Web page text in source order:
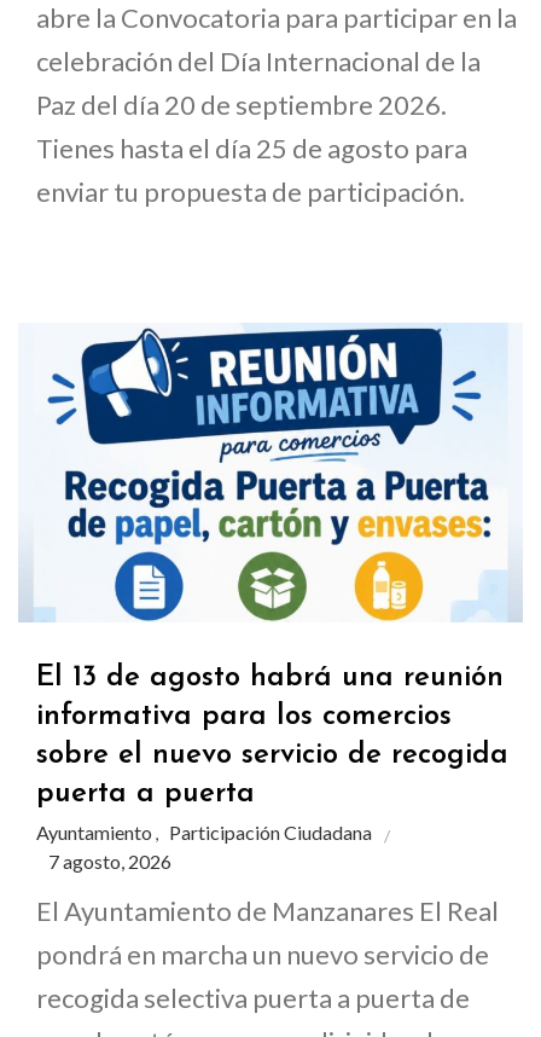
abre la Convocatoria para participar en la
celebración del Día Internacional de la
Paz del día 20 de septiembre 2026.
Tienes hasta el día 25 de agosto para
enviar tu propuesta de participación.
El 13 de agosto habrá una reunión
informativa para los comercios
sobre el nuevo servicio de recogida
puerta a puerta
Ayuntamiento , Participación Ciudadana
7 agosto, 2026
El Ayuntamiento de Manzanares El Real
pondrá en marcha un nuevo servicio de
recogida selectiva puerta a puerta de